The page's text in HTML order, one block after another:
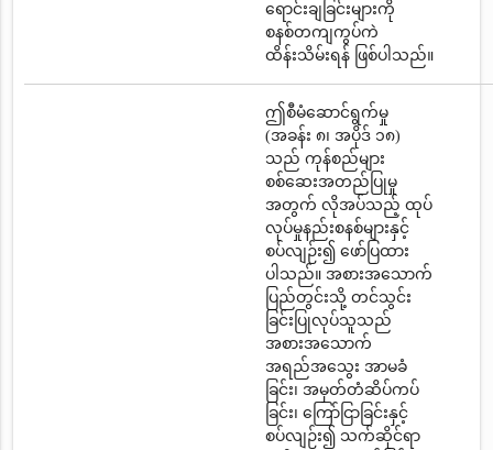
ရောင်းချခြင်းများကို
စနစ်တကျကွပ်ကဲ
ထိန်းသိမ်းရန် ဖြစ်ပါသည်။
ဤစီမံဆောင်ရွက်မှု
(အခန်း ၈၊ အပိုဒ် ၁၈)
သည် ကုန်စည်များ
စစ်ဆေးအတည်ပြုမှု
အတွက် လိုအပ်သည့် ထုပ်
လုပ်မှုနည်းစနစ်များနှင့်
စပ်လျဉ်း၍ ဖော်ပြထား
ပါသည်။ အစားအသောက်
ပြည်တွင်းသို့ တင်သွင်း
ခြင်းပြုလုပ်သူသည်
အစားအသောက်
အရည်အသွေး အာမခံ
ခြင်း၊ အမှတ်တံဆိပ်ကပ်
ခြင်း၊ ကြော်ငြာခြင်းနှင့်
စပ်လျဉ်း၍ သက်ဆိုင်ရာ